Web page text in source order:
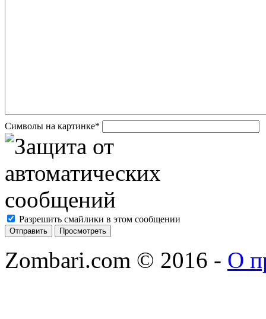
Символы на картинке*
Разрешить смайлики в этом сообщении
Zombari.com © 2016 - О